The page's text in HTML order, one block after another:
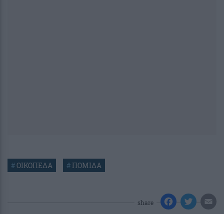
#ΟΙΚΟΠΕΔΑ #ΠΟΜΙΔΑ
share